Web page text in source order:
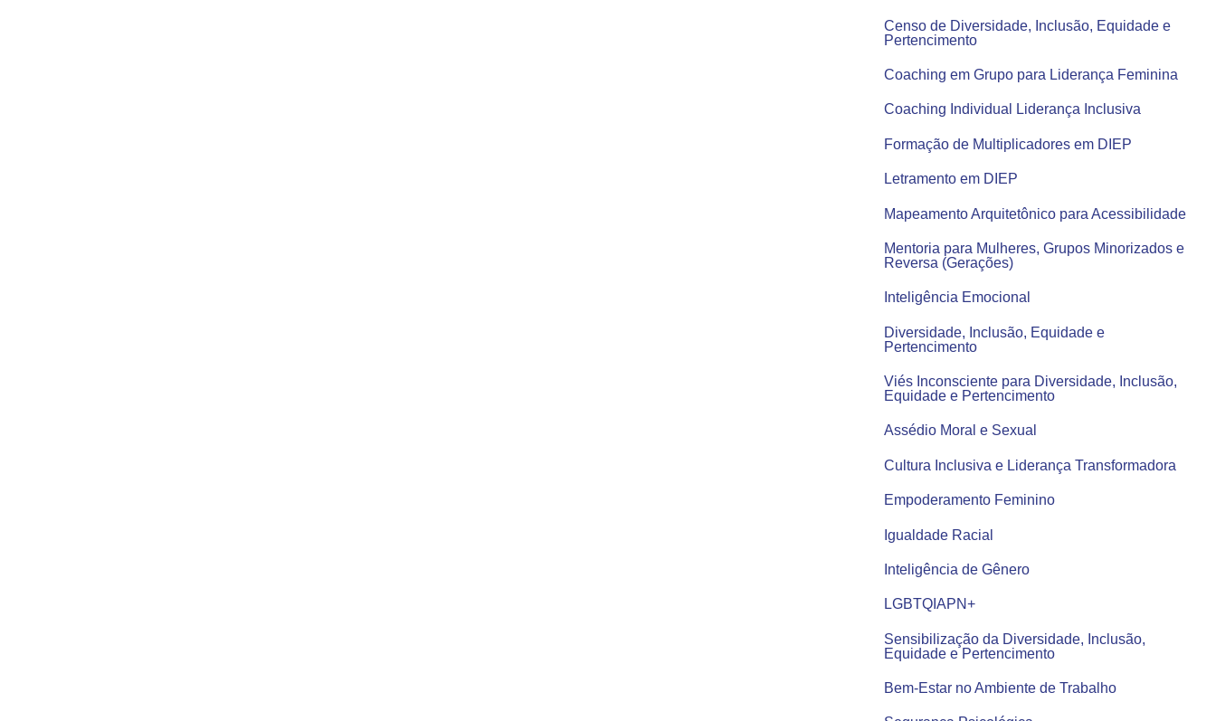
Censo de Diversidade, Inclusão, Equidade e
Pertencimento
Coaching em Grupo para Liderança Feminina
Coaching Individual Liderança Inclusiva
Formação de Multiplicadores em DIEP
Letramento em DIEP
Mapeamento Arquitetônico para Acessibilidade
Mentoria para Mulheres, Grupos Minorizados e
Reversa (Gerações)
Inteligência Emocional
Diversidade, Inclusão, Equidade e
Pertencimento
Viés Inconsciente para Diversidade, Inclusão,
Equidade e Pertencimento
Assédio Moral e Sexual
Cultura Inclusiva e Liderança Transformadora
Empoderamento Feminino
Igualdade Racial
Inteligência de Gênero
LGBTQIAPN+
Sensibilização da Diversidade, Inclusão,
Equidade e Pertencimento
Bem-Estar no Ambiente de Trabalho